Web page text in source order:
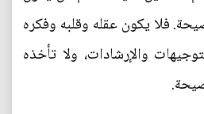
فلا يكون عقله وقلبه وفكره
والإرشادات، ولا تأخذه